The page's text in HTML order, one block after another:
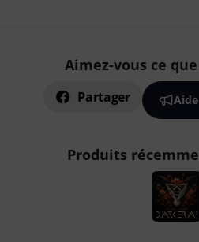
Aimez-vous ce
Partager
Produits